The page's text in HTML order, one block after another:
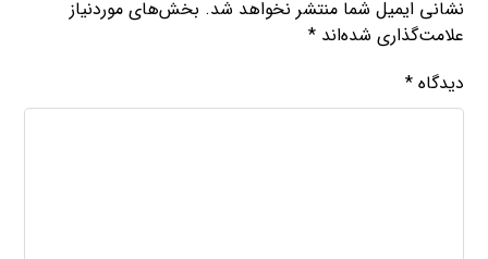
نشانی ایمیل شما منتشر نخواهد شد. بخش‌های موردنیاز
علامت‌گذاری شده‌اند*
دیدگاه*